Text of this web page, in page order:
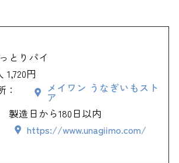
とりパイ
1,720円
メイワン うなぎいもスト
ア
製造日から180日以内
https://www.unagiimo.com/